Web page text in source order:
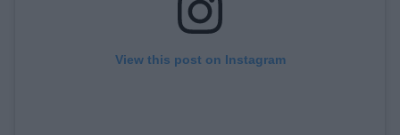
View this post on Instagram